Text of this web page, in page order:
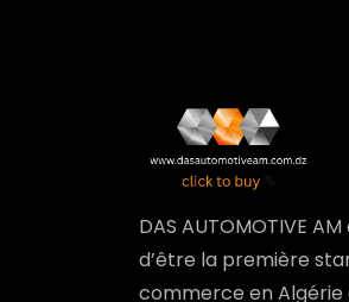
DAS AUTOMOTIVE
d’être la première
commerce en Algérie